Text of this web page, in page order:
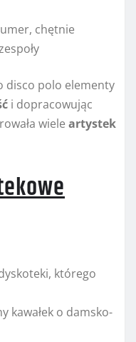
chętnie
disco polo elementy
i dopracowując
wiele artystek
którego
kawałek o damsko-